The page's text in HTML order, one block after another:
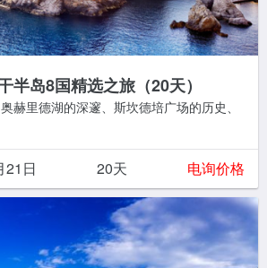
半岛8国精选之旅（20天）
赫里德湖的深邃、斯坎德培广场的历史、
21日 20天 电询价格